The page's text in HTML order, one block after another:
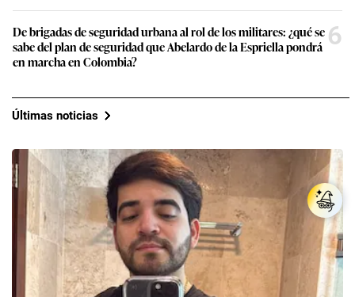
De brigadas de seguridad urbana al rol de los militares: ¿qué se
sabe del plan de seguridad que Abelardo de la Espriella pondrá
en marcha en Colombia?
6
Últimas noticias